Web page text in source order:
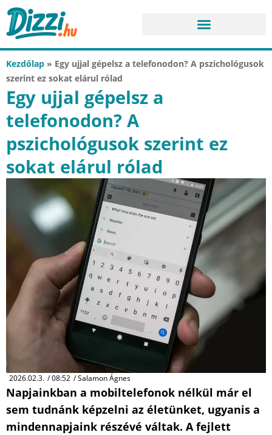
Kezdőlap » Egy ujjal gépelsz a telefonodon? A pszichológusok
szerint ez sokat elárul rólad
Egy ujjal gépelsz a
telefonodon? A
pszichológusok szerint ez
sokat elárul rólad
2026.02.3. /08:52 /Salamon Ágnes
Napjainkban a mobiltelefonok nélkül már el
sem tudnánk képzelni az életünket, ugyanis a
mindennapjaink részévé váltak. A fejlett